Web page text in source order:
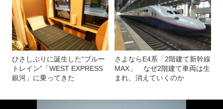
ひさしぶりに誕生した“ブルー
トレイン”「WEST EXPRESS
銀河」に乗ってきた
さよならE4系「2階建て新幹線
MAX」 なぜ2階建て車両は生
まれ、消えていくのか